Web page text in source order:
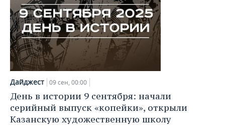
Дайджест 09 сен, 00:00
День в истории 9 сентября: начали
серийный выпуск «копейки», открыли
Казанскую художественную школу